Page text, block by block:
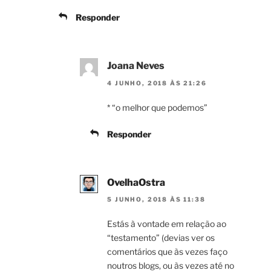
Responder
Joana Neves
4 JUNHO, 2018 ÀS 21:26
* “o melhor que podemos”
Responder
OvelhaOstra
5 JUNHO, 2018 ÀS 11:38
Estás à vontade em relação ao
“testamento” (devias ver os
comentários que às vezes faço
noutros blogs, ou às vezes até no